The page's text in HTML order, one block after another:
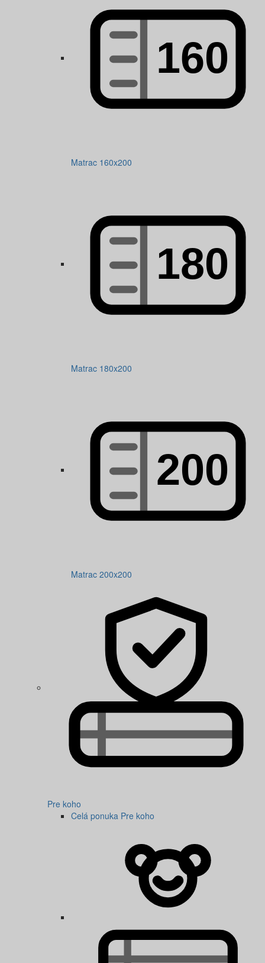
Matrac 160x200
Matrac 180x200
Matrac 200x200
Pre koho
Celá ponuka Pre koho